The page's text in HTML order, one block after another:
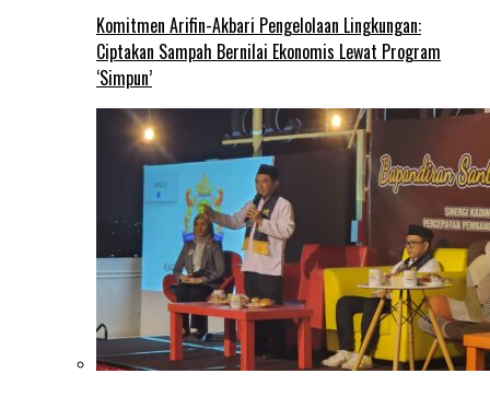
Komitmen Arifin-Akbari Pengelolaan Lingkungan:
Ciptakan Sampah Bernilai Ekonomis Lewat Program
‘Simpun’